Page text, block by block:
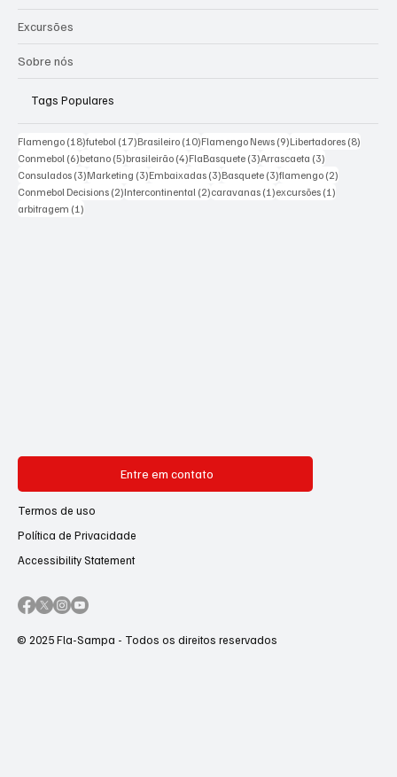
Excursões
Sobre nós
Tags Populares
Flamengo (18)18 posts
futebol (17)17 posts
Brasileiro (10)10 posts
Flamengo News (9)9 posts
Libertadores (8)
Conmebol (6)6 posts
betano (5)5 posts
brasileirão (4)4 posts
FlaBasquete (3)3 posts
Arrascaeta (3)
Consulados (3)3 posts
Marketing (3)3 posts
Embaixadas (3)3 posts
Basquete (3)3 posts
flamengo (2)
Conmebol Decisions (2)2 posts
Intercontinental (2)2 posts
caravanas (1)1 post
excursões (1)
arbitragem (1)
Entre em contato
Termos de uso
Política de Privacidade
Accessibility Statement
© 2025 Fla-Sampa - Todos os direitos reservados